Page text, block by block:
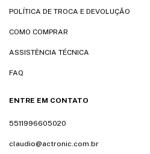
POLÍTICA DE TROCA E DEVOLUÇÃO
COMO COMPRAR
ASSISTÊNCIA TÉCNICA
FAQ
ENTRE EM CONTATO
5511996605020
claudio@actronic.com.br